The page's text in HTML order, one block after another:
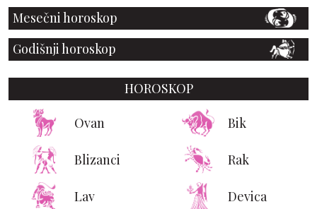
Mesečni horoskop
Godišnji horoskop
HOROSKOP
Ovan Bik
Blizanci Rak
Lav Devica